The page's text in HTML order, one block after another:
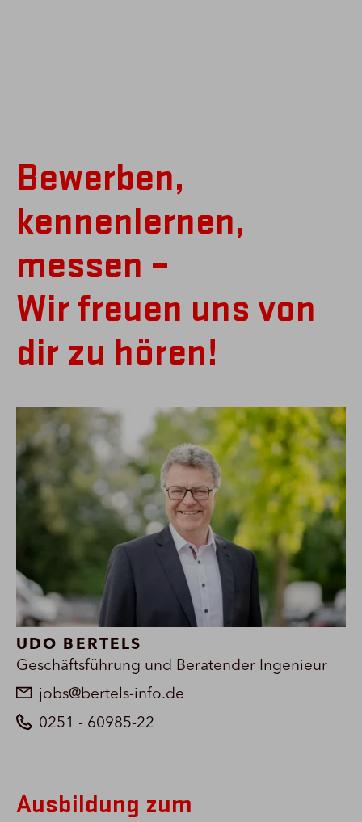
Bewerben,
kennenlernen,
messen –
Wir freuen uns von
dir zu hören!
UDO BERTELS
Geschäftsführung und Beratender Ingenieur
jobs@bertels-info.de
0251 - 60985-22
Ausbildung zum